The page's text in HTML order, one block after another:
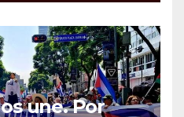
une. Por